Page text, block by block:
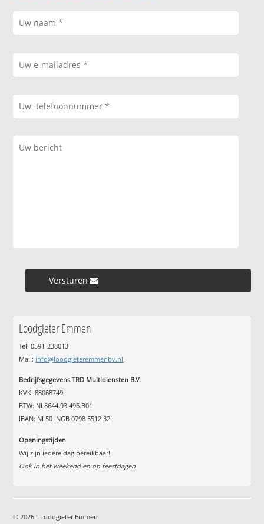
Versturen »
Loodgieter Emmen
Tel: 0591-238013
Mail: info@loodgieteremmenbv.nl
Bedrijfsgegevens TRD Multidiensten B.V.
KVK: 88068749
BTW: NL8644.93.496.B01
IBAN: NL50 INGB 0798 5512 32
Openingstijden
Wij zijn iedere dag bereikbaar!
Ook in het weekend en op feestdagen
© 2026 - Loodgieter Emmen